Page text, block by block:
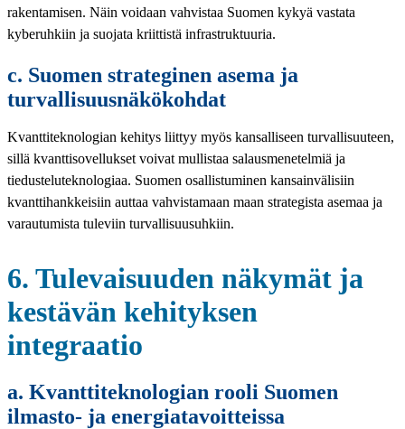
rakentamisen. Näin voidaan vahvistaa Suomen kykyä vastata
kyberuhkiin ja suojata kriittistä infrastruktuuria.
c. Suomen strateginen asema ja
turvallisuusnäkökohdat
Kvanttiteknologian kehitys liittyy myös kansalliseen turvallisuuteen,
sillä kvanttisovellukset voivat mullistaa salausmenetelmiä ja
tiedusteluteknologiaa. Suomen osallistuminen kansainvälisiin
kvanttihankkeisiin auttaa vahvistamaan maan strategista asemaa ja
varautumista tuleviin turvallisuusuhkiin.
6. Tulevaisuuden näkymät ja
kestävän kehityksen
integraatio
a. Kvanttiteknologian rooli Suomen
ilmasto- ja energiatavoitteissa